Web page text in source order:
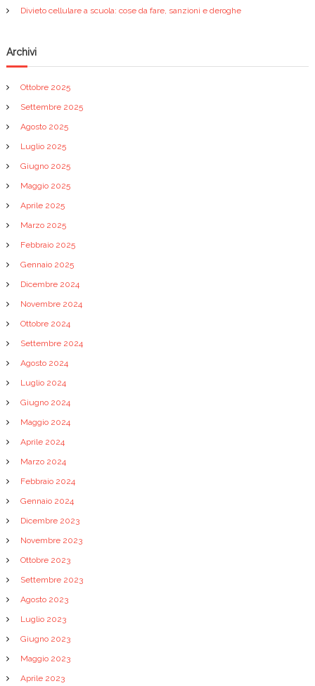
e
a
t
i
c
o
l
i
Divieto cellulare a scuola: cose da fare, sanzioni e deroghe
Archivi
Ottobre 2025
Settembre 2025
Agosto 2025
Luglio 2025
Giugno 2025
Maggio 2025
Aprile 2025
Marzo 2025
Febbraio 2025
Gennaio 2025
Dicembre 2024
Novembre 2024
Ottobre 2024
Settembre 2024
Agosto 2024
Luglio 2024
Giugno 2024
Maggio 2024
Aprile 2024
Marzo 2024
Febbraio 2024
Gennaio 2024
Dicembre 2023
Novembre 2023
Ottobre 2023
Settembre 2023
Agosto 2023
Luglio 2023
Giugno 2023
Maggio 2023
Aprile 2023